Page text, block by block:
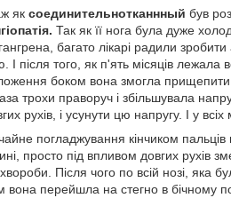
як соединительнотканнный був
Так як її нога була дуже
багато лікарі радили
І після того, як п'ять місяців
боком вона змогла
трохи праворуч і збільшувала
рухів, і усунути цю напругу. І у
погладжування кінчиком
просто під впливом довгих рухів
хвороби. Після чого по всій нозі,
перейшла на стегно в бічному